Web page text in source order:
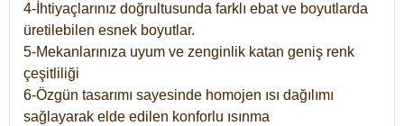
4-İhtiyaçlarınız doğrultusunda farklı ebat ve boyutlarda
üretilebilen esnek boyutlar.
5-Mekanlarınıza uyum ve zenginlik katan geniş renk
çeşitliliği
6-Özgün tasarımı sayesinde homojen ısı dağılımı
sağlayarak elde edilen konforlu ısınma